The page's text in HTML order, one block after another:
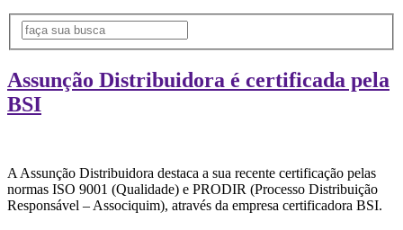
Assunção Distribuidora é certificada pela
BSI
A Assunção Distribuidora destaca a sua recente certificação pelas
normas ISO 9001 (Qualidade) e PRODIR (Processo Distribuição
Responsável – Associquim), através da empresa certificadora BSI.